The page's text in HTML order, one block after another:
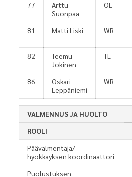
77
Arttu
Suonpää
OL
81
Matti Liski WR
82
Teemu
Jokinen
TE
86
Oskari
Leppäniemi
WR
VALMENNUS JA HUOLTO
ROOLI
Päävalmentaja/
hyökkäyksen koordinaattori
Puolustuksen